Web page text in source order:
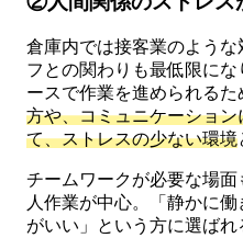
倉庫内では接客業のよう
フとの関わりも最低限に
ースで作業を進められるた
方や、コミュニケーショ
て、ストレスの少ない環境
チームワークが必要な場
人作業が中心。「静かに
がいい」という方に選ば